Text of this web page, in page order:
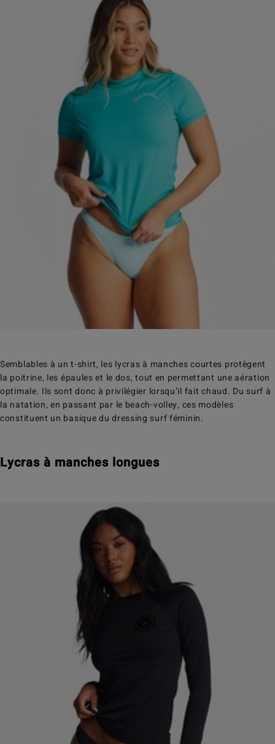
Semblables à un t-shirt, les lycras à manches courtes protègent
la poitrine, les épaules et le dos, tout en permettant une aération
optimale. Ils sont donc à privilégier lorsqu’il fait chaud. Du surf à
la natation, en passant par le beach-volley, ces modèles
constituent un basique du dressing surf féminin.
Lycras à manches longues